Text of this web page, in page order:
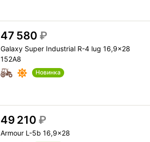
47 580 ₽
Galaxy Super Industrial R-4 lug 16,9x28
152A8
Новинка
49 210 ₽
Armour L-5b 16,9x28